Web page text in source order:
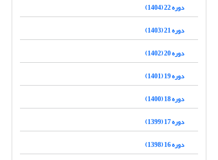
دوره 22 (1404)
دوره 21 (1403)
دوره 20 (1402)
دوره 19 (1401)
دوره 18 (1400)
دوره 17 (1399)
دوره 16 (1398)